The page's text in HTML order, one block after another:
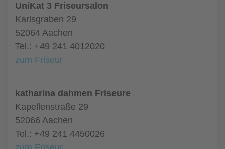
UniKat 3 Friseursalon
Karlsgraben 29
52064 Aachen
Tel.: +49 241 4012020
zum Friseur
katharina dahmen Friseure
Kapellenstraße 29
52066 Aachen
Tel.: +49 241 4450026